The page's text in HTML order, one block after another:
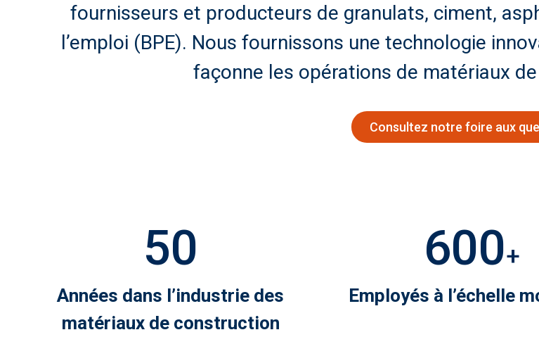
fournisseurs et producteurs de granulats, ciment,
l’emploi (BPE). Nous fournissons une technologie
façonne les opérations de matériaux
Consultez notre foire aux
50
Années dans l’industrie des
matériaux de construction
600+
Employés à l’échelle